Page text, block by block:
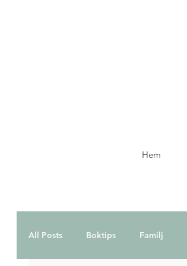
Hem
All Posts Boktips Familj